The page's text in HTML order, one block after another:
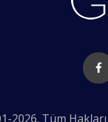
2026. Tüm